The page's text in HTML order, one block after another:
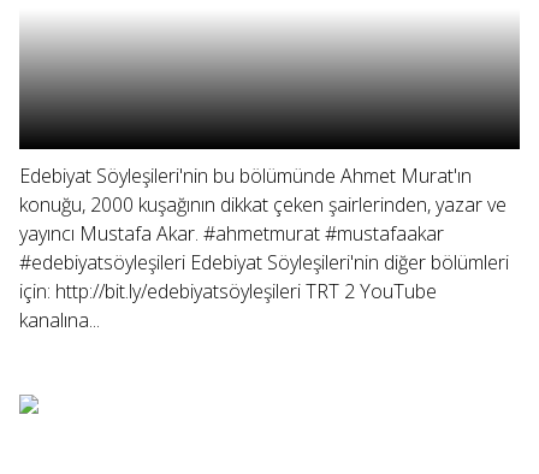
Edebiyat Söyleşileri'nin bu bölümünde Ahmet Murat'ın
konuğu, 2000 kuşağının dikkat çeken şairlerinden, yazar ve
yayıncı Mustafa Akar. #ahmetmurat #mustafaakar
#edebiyatsöyleşileri Edebiyat Söyleşileri'nin diğer bölümleri
için: http://bit.ly/edebiyatsöyleşileri TRT 2 YouTube
kanalına...